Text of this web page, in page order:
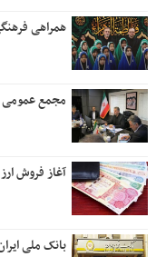
همراهی
مجمع عمومی
آغاز فروش ارز
بانک ملی